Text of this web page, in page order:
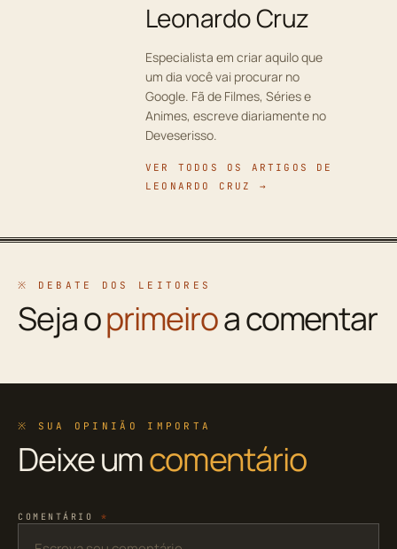
Leonardo Cruz
Especialista em criar aquilo que
um dia você vai procurar no
Google. Fã de Filmes, Séries e
Animes, escreve diariamente no
Deveserisso.
VER TODOS OS ARTIGOS DE
LEONARDO CRUZ →
※ DEBATE DOS LEITORES
Seja oprimeiroa comentar
※ SUA OPINIÃO IMPORTA
Deixe umcomentário
COMENTÁRIO *